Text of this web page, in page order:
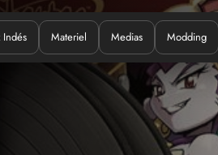
Indés Materiel Medias Modding